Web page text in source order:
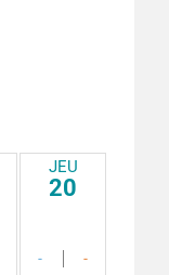
JEU
20
- -